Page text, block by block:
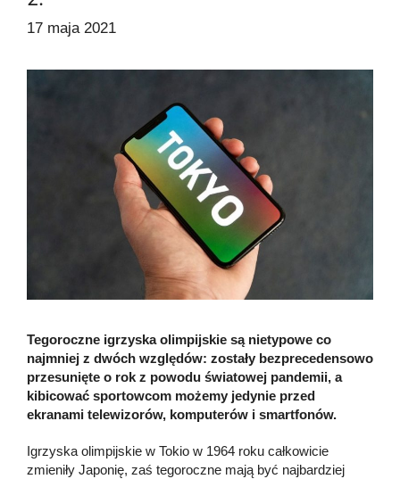
17 maja 2021
Tegoroczne igrzyska olimpijskie są nietypowe co
najmniej z dwóch względów: zostały bezprecedensowo
przesunięte o rok z powodu światowej pandemii, a
kibicować sportowcom możemy jedynie przed
ekranami telewizorów, komputerów i smartfonów.
Igrzyska olimpijskie w Tokio w 1964 roku całkowicie
zmieniły Japonię, zaś tegoroczne mają być najbardziej